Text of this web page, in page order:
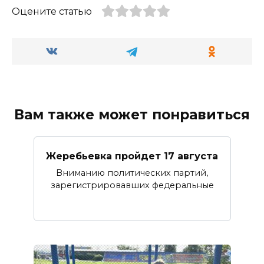
Оцените статью
Вам также может понравиться
Жеребьевка пройдет 17 августа
Вниманию политических партий,
зарегистрировавших федеральные